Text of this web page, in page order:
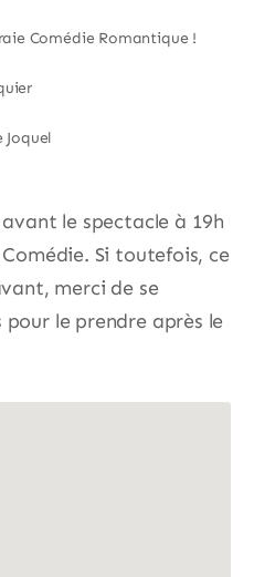
Comédie Romantique !
Joquel
le spectacle à 19h
Si toutefois, ce
merci de se
le prendre après le